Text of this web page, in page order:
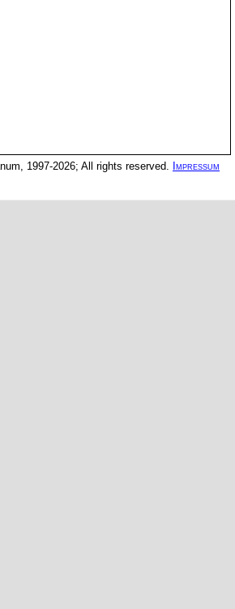
1997-2026; All rights reserved. Impressum